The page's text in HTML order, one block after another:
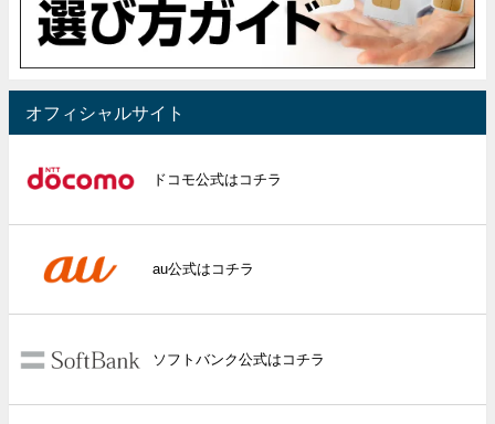
オフィシャルサイト
ドコモ公式はコチラ
au公式はコチラ
ソフトバンク公式はコチラ